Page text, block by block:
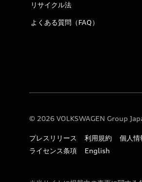
リサイクル法
よくある質問（FAQ）
© 2026 VOLKSWAGEN Group
プレスリリース 利用規約 個人情
ライセンス条項
English